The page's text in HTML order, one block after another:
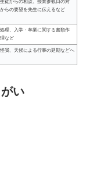
徒からの相談、授業参観日の対
らの要望を先生に伝えるなど
理、入学・卒業に関する書類作
など
我、天候による行事の延期などへ
い